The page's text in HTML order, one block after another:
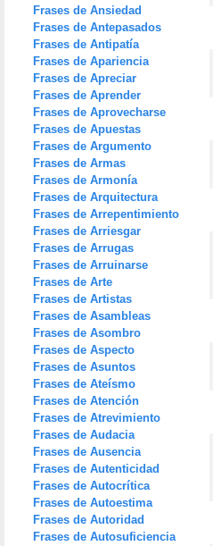
Frases de Ansiedad
Frases de Antepasados
Frases de Antipatía
Frases de Apariencia
Frases de Apreciar
Frases de Aprender
Frases de Aprovecharse
Frases de Apuestas
Frases de Argumento
Frases de Armas
Frases de Armonía
Frases de Arquitectura
Frases de Arrepentimiento
Frases de Arriesgar
Frases de Arrugas
Frases de Arruinarse
Frases de Arte
Frases de Artistas
Frases de Asambleas
Frases de Asombro
Frases de Aspecto
Frases de Asuntos
Frases de Ateísmo
Frases de Atención
Frases de Atrevimiento
Frases de Audacia
Frases de Ausencia
Frases de Autenticidad
Frases de Autocrítica
Frases de Autoestima
Frases de Autoridad
Frases de Autosuficiencia